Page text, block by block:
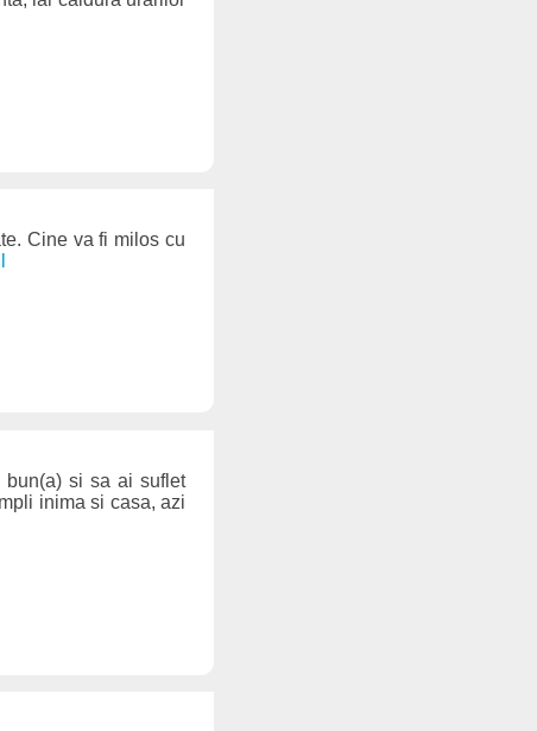
Cine va fi milos cu
si sa ai suflet
inima si casa, azi